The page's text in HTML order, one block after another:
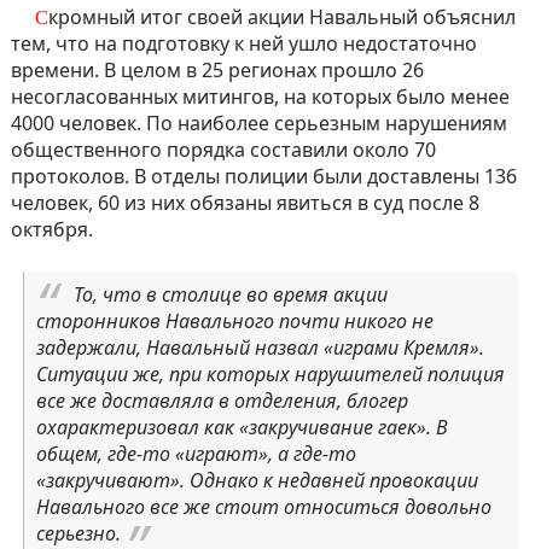
Скромный итог своей акции Навальный объяснил
тем, что на подготовку к ней ушло недостаточно
времени. В целом в 25 регионах прошло 26
несогласованных митингов, на которых было менее
4000 человек. По наиболее серьезным нарушениям
общественного порядка составили около 70
протоколов. В отделы полиции были доставлены 136
человек, 60 из них обязаны явиться в суд после 8
октября.
То, что в столице во время акции
сторонников Навального почти никого не
задержали, Навальный назвал «играми Кремля».
Ситуации же, при которых нарушителей полиция
все же доставляла в отделения, блогер
охарактеризовал как «закручивание гаек». В
общем, где-то «играют», а где-то
«закручивают». Однако к недавней провокации
Навального все же стоит относиться довольно
серьезно.